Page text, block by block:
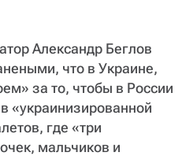
Александр Беглов
что в Украине,
за то, чтобы в России
«украинизированной
где «три
мальчиков и